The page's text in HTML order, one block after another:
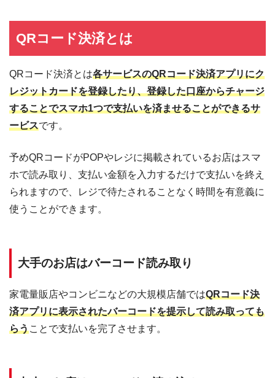
QRコード決済とは
QRコード決済とは各サービスのQRコード決済アプリにク
レジットカードを登録したり、登録した口座からチャージ
することでスマホ1つで支払いを済ませることができるサ
ービスです。
予めQRコードがPOPやレジに掲載されているお店はスマ
ホで読み取り、支払い金額を入力するだけで支払いを終え
られますので、レジで待たされることなく時間を有意義に
使うことができます。
大手のお店はバーコード読み取り
家電量販店やコンビニなどの大規模店舗ではQRコード決
済アプリに表示されたバーコードを提示して読み取っても
らうことで支払いを完了させます。